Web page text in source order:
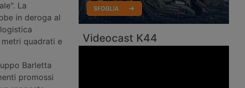
La
in deroga al
quadrati e
Barletta
promossi
Videocast K44